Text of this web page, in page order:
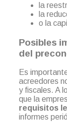
la
la
o la
Posibles
del
Es
acreedores
y fiscales. A
que la
requisitos
informes